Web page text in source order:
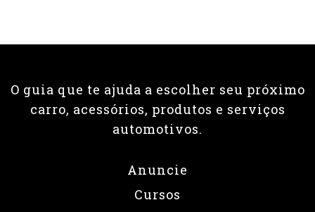
O guia que te ajuda a escolher seu próximo
carro, acessórios, produtos e serviços
automotivos.
Anuncie
Cursos